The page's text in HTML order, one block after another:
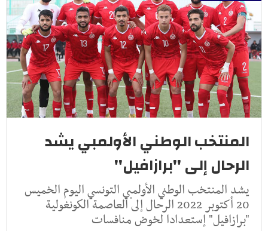
المنتخب الوطني الأولمبي يشد
الرحال إلى ''برازافيل''
يشد المنتخب الوطني الأولمبي التونسي اليوم الخميس
20 أكتوبر 2022 الرحال إلى العاصمة الكونغولية
"برازافيل" إستعدادا لخوض منافسات